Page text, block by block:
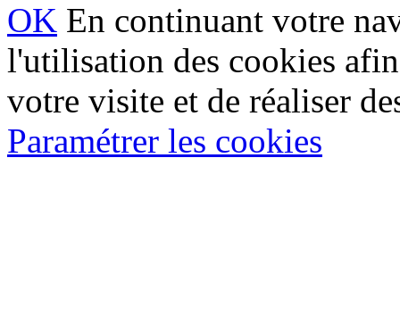
OK En continuant votre
l'utilisation des cookies
votre visite et de réaliser
Paramétrer les cookies